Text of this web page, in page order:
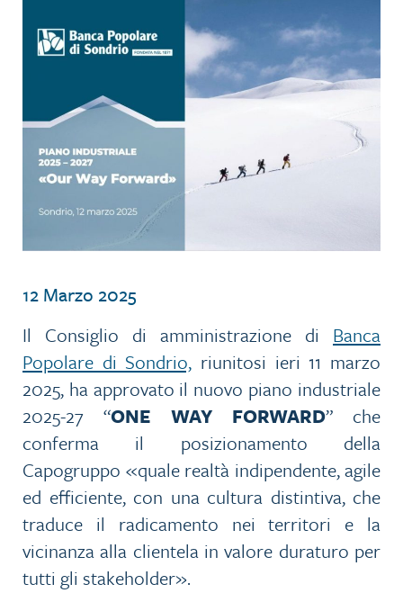
12 Marzo 2025
Il Consiglio di amministrazione di Banca
Popolare di Sondrio, riunitosi ieri 11 marzo
2025, ha approvato il nuovo piano industriale
2025-27 “ONE WAY FORWARD” che
conferma il posizionamento della
Capogruppo «quale realtà indipendente, agile
ed efficiente, con una cultura distintiva, che
traduce il radicamento nei territori e la
vicinanza alla clientela in valore duraturo per
tutti gli stakeholder».